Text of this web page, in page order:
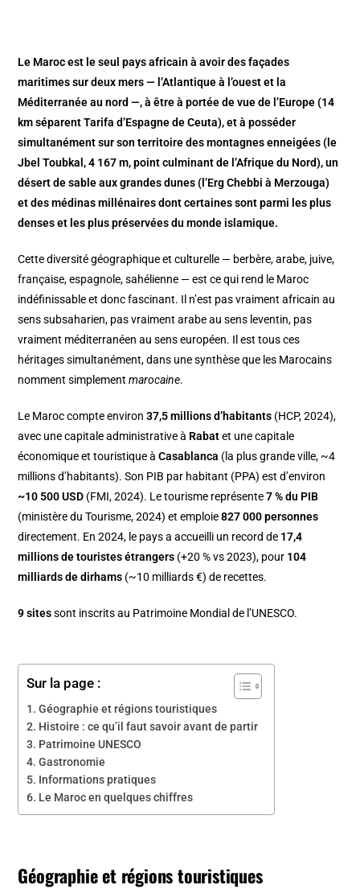
Le Maroc est le seul pays africain à avoir des façades
maritimes sur deux mers — l’Atlantique à l’ouest et la
Méditerranée au nord —, à être à portée de vue de l’Europe (14
km séparent Tarifa d’Espagne de Ceuta), et à posséder
simultanément sur son territoire des montagnes enneigées (le
Jbel Toubkal, 4 167 m, point culminant de l’Afrique du Nord), un
désert de sable aux grandes dunes (l’Erg Chebbi à Merzouga)
et des médinas millénaires dont certaines sont parmi les plus
denses et les plus préservées du monde islamique.
Cette diversité géographique et culturelle — berbère, arabe, juive,
française, espagnole, sahélienne — est ce qui rend le Maroc
indéfinissable et donc fascinant. Il n’est pas vraiment africain au
sens subsaharien, pas vraiment arabe au sens leventin, pas
vraiment méditerranéen au sens européen. Il est tous ces
héritages simultanément, dans une synthèse que les Marocains
nomment simplementmarocaine.
Le Maroc compte environ37,5 millions d’habitants (HCP, 2024),
avec une capitale administrative à Rabatet une capitale
économique et touristique àCasablanca (la plus grande ville, ~4
millions d’habitants). Son PIB par habitant (PPA) est d’environ
~10 500 USD (FMI, 2024). Le tourisme représente7 % du PIB
(ministère du Tourisme, 2024) et emploie827 000 personnes
directement. En 2024, le pays a accueilli un record de 17,4
millions de touristes étrangers (+20 % vs 2023), pour 104
milliards de dirhams (~10 milliards €) de recettes.
9 sitessont inscrits au Patrimoine Mondial de l’UNESCO.
Sur la page :
Géographie et régions touristiques
Histoire : ce qu’il faut savoir avant de partir
Patrimoine UNESCO
Gastronomie
Informations pratiques
Le Maroc en quelques chiffres
Géographie et régions touristiques